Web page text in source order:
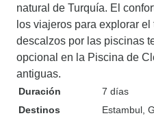
natural de Turquía. El
los viajeros para explorar
descalzos por las piscinas
opcional en la Piscina de
antiguas.
Duración
7 días
Destinos
Estambul ,